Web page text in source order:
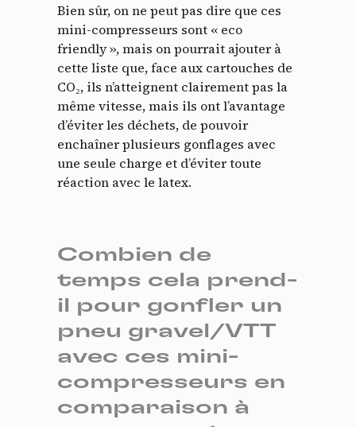
Bien sûr, on ne peut pas dire que ces
mini-compresseurs sont « eco
friendly », mais on pourrait ajouter à
cette liste que, face aux cartouches de
CO₂, ils n’atteignent clairement pas la
même vitesse, mais ils ont l’avantage
d’éviter les déchets, de pouvoir
enchaîner plusieurs gonflages avec
une seule charge et d’éviter toute
réaction avec le latex.
Combien de
temps cela prend-
il pour gonfler un
pneu gravel/VTT
avec ces mini-
compresseurs en
comparaison à